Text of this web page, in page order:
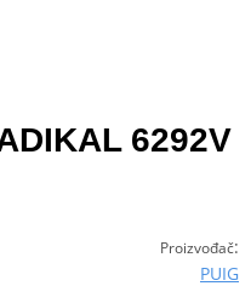
6292V
Proizvođač:
PUIG